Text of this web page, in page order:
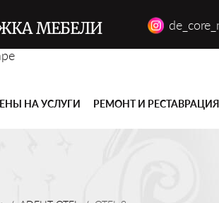
МЕБЕЛИ
НА УСЛУГИ РЕМОНТ И РЕСТАВРАЦИЯ